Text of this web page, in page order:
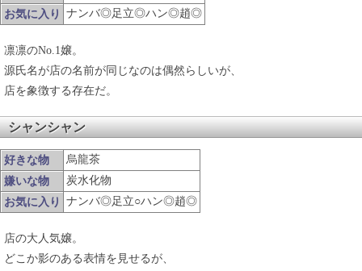
お気に入り
ナンバ◎足立◎ハン◎趙◎
凛凛のNo.1嬢。
源氏名が店の名前が同じなのは偶然らしいが、
店を象徴する存在だ。
シャンシャン
好きな物
烏龍茶
嫌いな物
炭水化物
お気に入り
ナンバ◎足立○ハン◎趙◎
店の大人気嬢。
どこか影のある表情を見せるが、